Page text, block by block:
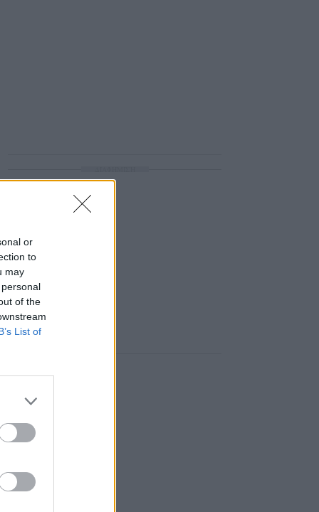
or
to
may
of the
List of